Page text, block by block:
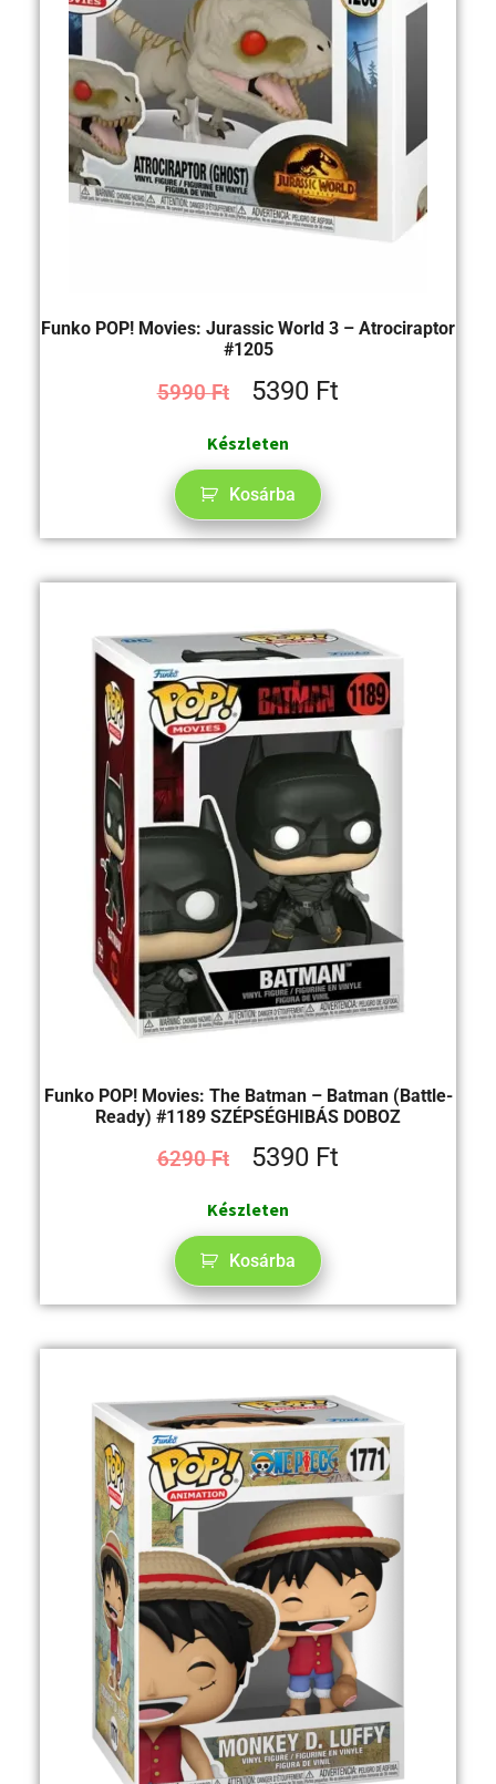
Funko POP! Movies: Jurassic World 3 – Atrociraptor
#1205
5990Ft 5390 Ft
Készleten
Kosárba
Funko POP! Movies: The Batman – Batman (Battle-
Ready) #1189 SZÉPSÉGHIBÁS DOBOZ
6290Ft 5390 Ft
Készleten
Kosárba